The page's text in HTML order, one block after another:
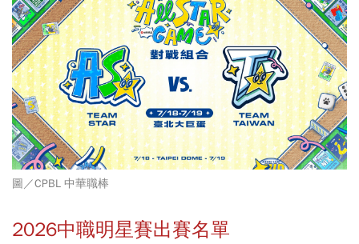
圖／CPBL 中華職棒
2026中職明星賽出賽名單